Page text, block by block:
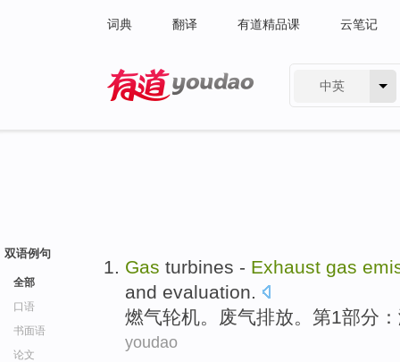
词典 翻译 有道精品课 云笔记
中英
双语例句
全部
口语
书面语
论文
Gas turbines - Exhaust gas
and evaluation.
燃气轮机。 废气排放。 第1部分：
youdao